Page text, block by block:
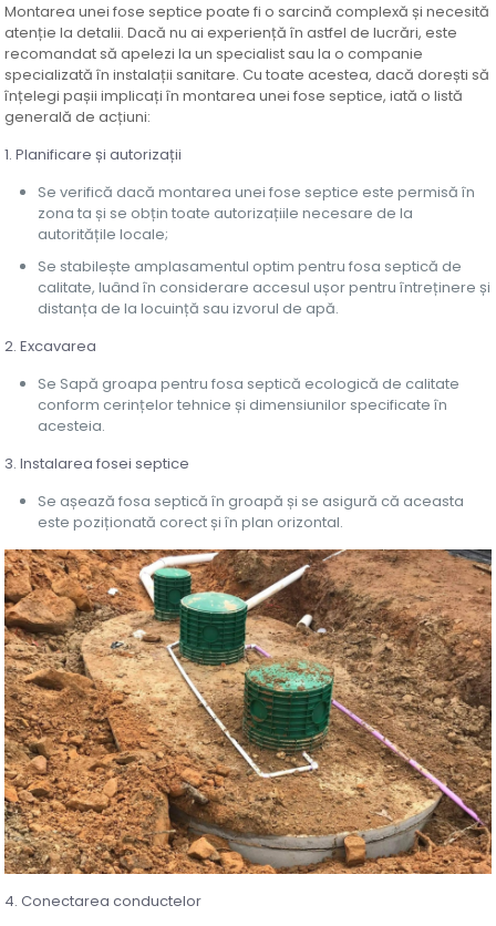
Montarea unei fose septice poate fi o sarcină complexă și necesită
atenție la detalii. Dacă nu ai experiență în astfel de lucrări, este
recomandat să apelezi la un specialist sau la o companie
specializată în instalații sanitare. Cu toate acestea, dacă dorești să
înțelegi pașii implicați în montarea unei fose septice, iată o listă
generală de acțiuni:
1. Planificare și autorizații
Se verifică dacă montarea unei fose septice este permisă în
zona ta și se obțin toate autorizațiile necesare de la
autoritățile locale;
Se stabilește amplasamentul optim pentru fosa septică de
calitate, luând în considerare accesul ușor pentru întreținere și
distanța de la locuință sau izvorul de apă.
2. Excavarea
Se Sapă groapa pentru fosa septică ecologică de calitate
conform cerințelor tehnice și dimensiunilor specificate în
acesteia.
3. Instalarea fosei septice
Se așează fosa septică în groapă și se asigură că aceasta
este poziționată corect și în plan orizontal.
4. Conectarea conductelor